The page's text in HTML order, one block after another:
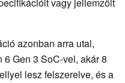
azonban arra utal,
Gen 3 SoC-vel, akár 8
lesz felszerelve, és a